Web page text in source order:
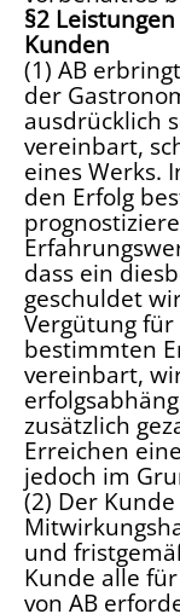
§2
Kunden
(1) AB
der
ausdrücklich
vereinbart,
eines Werks.
den Erfolg
dass ein
geschuldet
Vergütung
bestimmten
vereinbart,
zusätzlich
Erreichen
jedoch im
(2) Der
und
Kunde alle
von AB